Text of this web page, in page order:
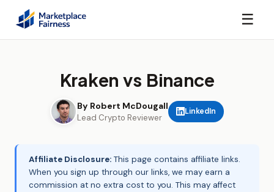
☰
Kraken vs Binance
By Robert McDougall
Lead Crypto Reviewer
LinkedIn
Affiliate Disclosure: This page contains affiliate links.
When you sign up through our links, we may earn a
commission at no extra cost to you. This may affect